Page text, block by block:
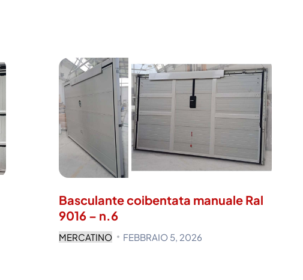
Basculante coibentata manuale Ral
9016 – n.6
MERCATINO FEBBRAIO 5, 2026